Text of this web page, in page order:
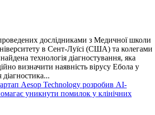
дослідниками з Медичної школи
в Сент-Луїсі (США) та колегами
технологія діагностування, яка
визначити наявність вірусу Ебола у
діагностика...
Aesop Technology розробив AI-
уникнути помилок у клінічних